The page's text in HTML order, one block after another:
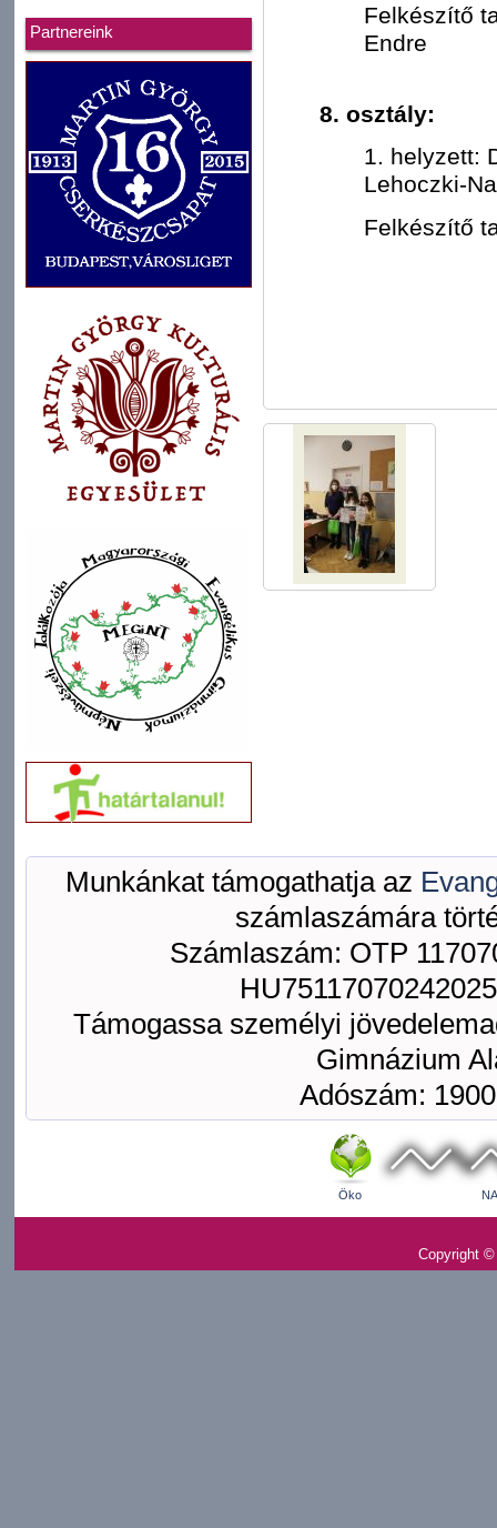
Partnereink
Felkészítő
Endre
8. osztály:
1. helyzett:
Lehoczki-
Felkészítő
Munkánkat támogathatja az
számlaszámára
Számlaszám: OTP
Támogassa személyi
Gimnázium
Adószám:
Öko
Copyright